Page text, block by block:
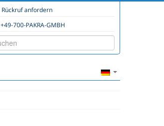
Rückruf anfordern
+49-700-PAKRA-GMBH